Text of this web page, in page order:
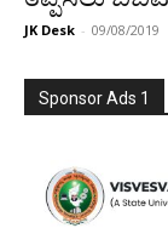
JK Desk - 09/08/2019
Sponsor Ads 1